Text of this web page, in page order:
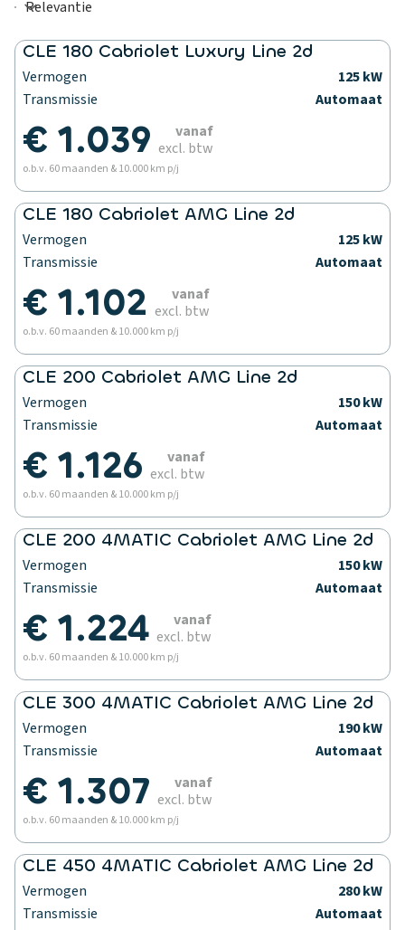
CLE 180 Cabriolet Luxury Line 2d
Vermogen
125 kW
Transmissie
Automaat
€ 1.039
vanaf
excl. btw
o.b.v. 60 maanden & 10.000 km p/j
CLE 180 Cabriolet AMG Line 2d
Vermogen
125 kW
Transmissie
Automaat
€ 1.102
vanaf
excl. btw
o.b.v. 60 maanden & 10.000 km p/j
CLE 200 Cabriolet AMG Line 2d
Vermogen
150 kW
Transmissie
Automaat
€ 1.126
vanaf
excl. btw
o.b.v. 60 maanden & 10.000 km p/j
CLE 200 4MATIC Cabriolet AMG Line 2d
Vermogen
150 kW
Transmissie
Automaat
€ 1.224
vanaf
excl. btw
o.b.v. 60 maanden & 10.000 km p/j
CLE 300 4MATIC Cabriolet AMG Line 2d
Vermogen
190 kW
Transmissie
Automaat
€ 1.307
vanaf
excl. btw
o.b.v. 60 maanden & 10.000 km p/j
CLE 450 4MATIC Cabriolet AMG Line 2d
Vermogen
280 kW
Transmissie
Automaat